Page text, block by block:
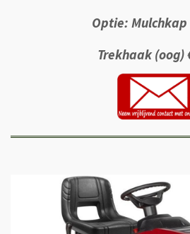
Optie:
Trekhaak (oog)